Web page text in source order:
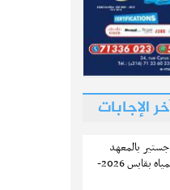
الإجابات
بالمعهد
العالي لعلوم و تقنيات المياه بقابس 2026-